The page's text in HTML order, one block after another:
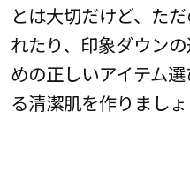
とは大切だけど、た
れたり、印象ダウン
めの正しいアイテム
る清潔肌を作りましょ